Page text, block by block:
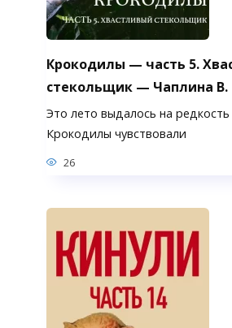
Крокодилы — часть 5.
стекольщик — Чаплина В.
Это лето выдалось на
Крокодилы чувствовали
26